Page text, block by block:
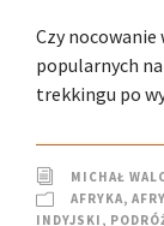
Czy
popularnych
trekkingu po
MICHAŁ
AFRYKA,
INDYJSKI ,